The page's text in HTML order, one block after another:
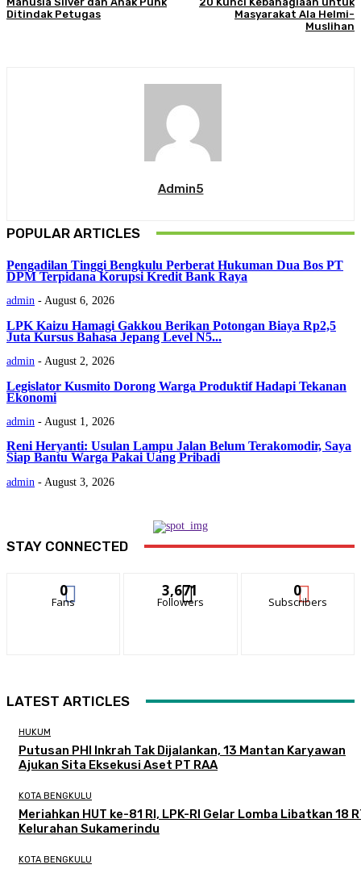
Ditindak Petugas
Masyarakat Ala Helmi-
Muslihan
Admin5
POPULAR ARTICLES
Pengadilan Tinggi Bengkulu Perberat Hukuman Dua Bos PT
DPM Terpidana Korupsi Kredit Bank Raya
admin - August 6, 2026
LPK Kaizu Hamagi Gakkou Berikan Potongan Biaya Rp2,5
Juta Kursus Bahasa Jepang Level N5...
admin - August 2, 2026
Legislator Kusmito Dorong Warga Produktif Hadapi Tekanan
Ekonomi
admin - August 1, 2026
Reni Heryanti: Usulan Lampu Jalan Belum Terakomodir, Saya
Siap Bantu Warga Pakai Uang Pribadi
admin - August 3, 2026
STAY CONNECTED
0
Fans
3,671
Followers
0
Subscribers
LATEST ARTICLES
HUKUM
Putusan PHI Inkrah Tak Dijalankan, 13 Mantan Karyawan
Ajukan Sita Eksekusi Aset PT RAA
KOTA BENGKULU
Meriahkan HUT ke-81 RI, LPK-RI Gelar Lomba Libatkan 18
Kelurahan Sukamerindu
KOTA BENGKULU